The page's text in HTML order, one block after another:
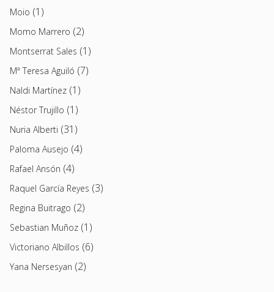
Moio (1)
Momo Marrero (2)
Montserrat Sales (1)
Mª Teresa Aguiló (7)
Naldi Martínez (1)
Néstor Trujillo (1)
Nuria Alberti (31)
Paloma Ausejo (4)
Rafael Ansón (4)
Raquel García Reyes (3)
Regina Buitrago (2)
Sebastian Muñoz (1)
Victoriano Albillos (6)
Yana Nersesyan (2)